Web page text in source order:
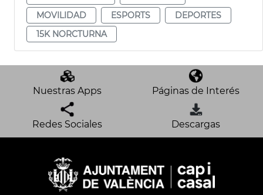
MOVILIDAD
ESPORTS
DEPORTES
15K NORCTURNA
Nuestras Apps Páginas de Interés
Redes Sociales Descargas